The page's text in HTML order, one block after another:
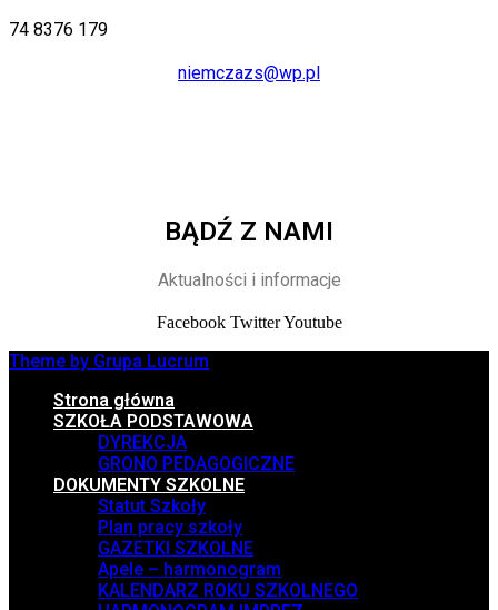
74 8376 179
niemczazs@wp.pl
BĄDŹ Z NAMI
Aktualności i informacje
Facebook Twitter Youtube
Theme by Grupa Lucrum
Strona główna
SZKOŁA PODSTAWOWA
DYREKCJA
GRONO PEDAGOGICZNE
DOKUMENTY SZKOLNE
Statut Szkoły
Plan pracy szkoły
GAZETKI SZKOLNE
Apele – harmonogram
KALENDARZ ROKU SZKOLNEGO